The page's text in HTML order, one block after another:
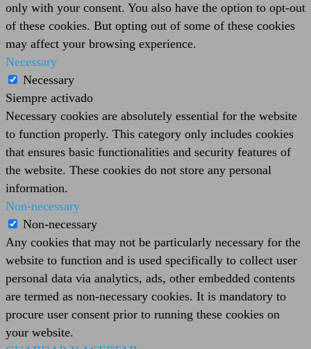
only with your consent. You also have the option to opt-out
of these cookies. But opting out of some of these cookies
may affect your browsing experience.
Necessary
Necessary
Siempre activado
Necessary cookies are absolutely essential for the website
to function properly. This category only includes cookies
that ensures basic functionalities and security features of
the website. These cookies do not store any personal
information.
Non-necessary
Non-necessary
Any cookies that may not be particularly necessary for the
website to function and is used specifically to collect user
personal data via analytics, ads, other embedded contents
are termed as non-necessary cookies. It is mandatory to
procure user consent prior to running these cookies on
your website.